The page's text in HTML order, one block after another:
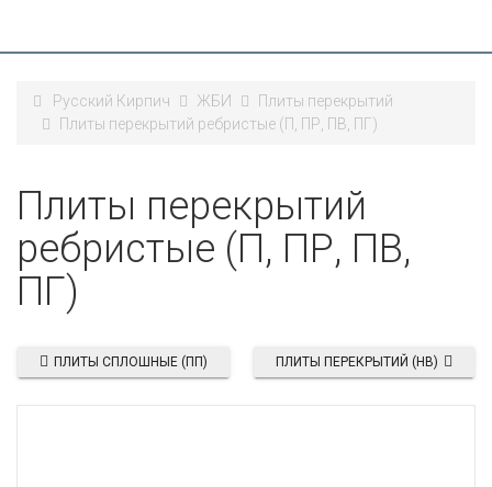
Русский Кирпич ЖБИ
Плиты перекрытий
Плиты перекрытий ребристые (П, ПР, ПВ, ПГ)
Плиты перекрытий
ребристые (П, ПР, ПВ,
ПГ)
ПЛИТЫ СПЛОШНЫЕ (ПП) ПЛИТЫ ПЕРЕКРЫТИЙ (НВ)